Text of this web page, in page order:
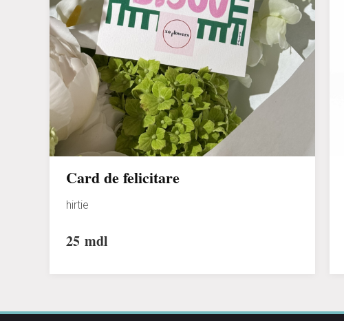
Card de felicitare
hirtie
25 mdl